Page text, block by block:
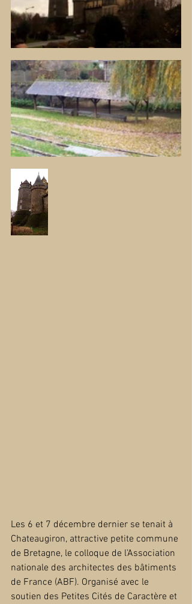
Les 6 et 7 décembre dernier se tenait à
Chateaugiron, attractive petite commune
de Bretagne, le colloque de l’Association
nationale des architectes des bâtiments
de France (ABF). Organisé avec le
soutien des Petites Cités de Caractère et